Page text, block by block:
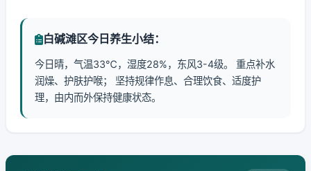
白碱滩区今日养生小结：
今日晴，气温33℃，湿度28%，东风3-4级。 重点补水
润燥、护肤护喉； 坚持规律作息、合理饮食、适度护
理，由内而外保持健康状态。